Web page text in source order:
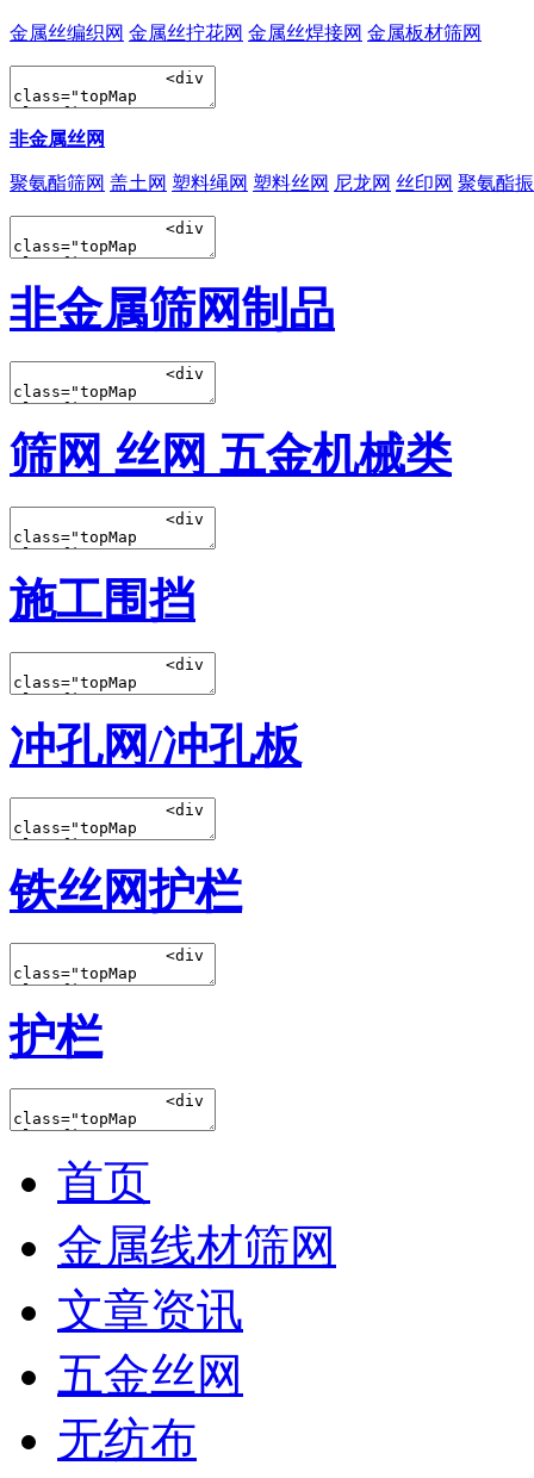
金属丝编织网 金属丝拧花网 金属丝焊接网 金属板材筛网
非金属丝网
聚氨酯筛网 盖土网 塑料绳网 塑料丝网 尼龙网 丝印网 聚氨酯
非金属筛网制品
筛网 丝网 五金机械类
施工围挡
冲孔网/冲孔板
铁丝网护栏
护栏
首页
金属线材筛网
文章资讯
五金丝网
无纺布